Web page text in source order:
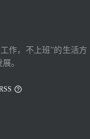
作，不上班”的生活方
。